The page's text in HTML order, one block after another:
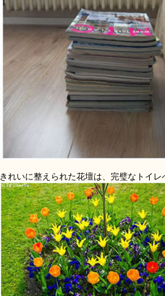
きれいに整えられた花壇は、完璧なトイレ